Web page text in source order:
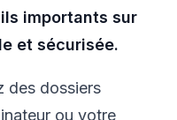
importants sur
et sécurisée.
des dossiers
ou votre